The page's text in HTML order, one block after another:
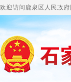
欢迎访问鹿泉区人民政府